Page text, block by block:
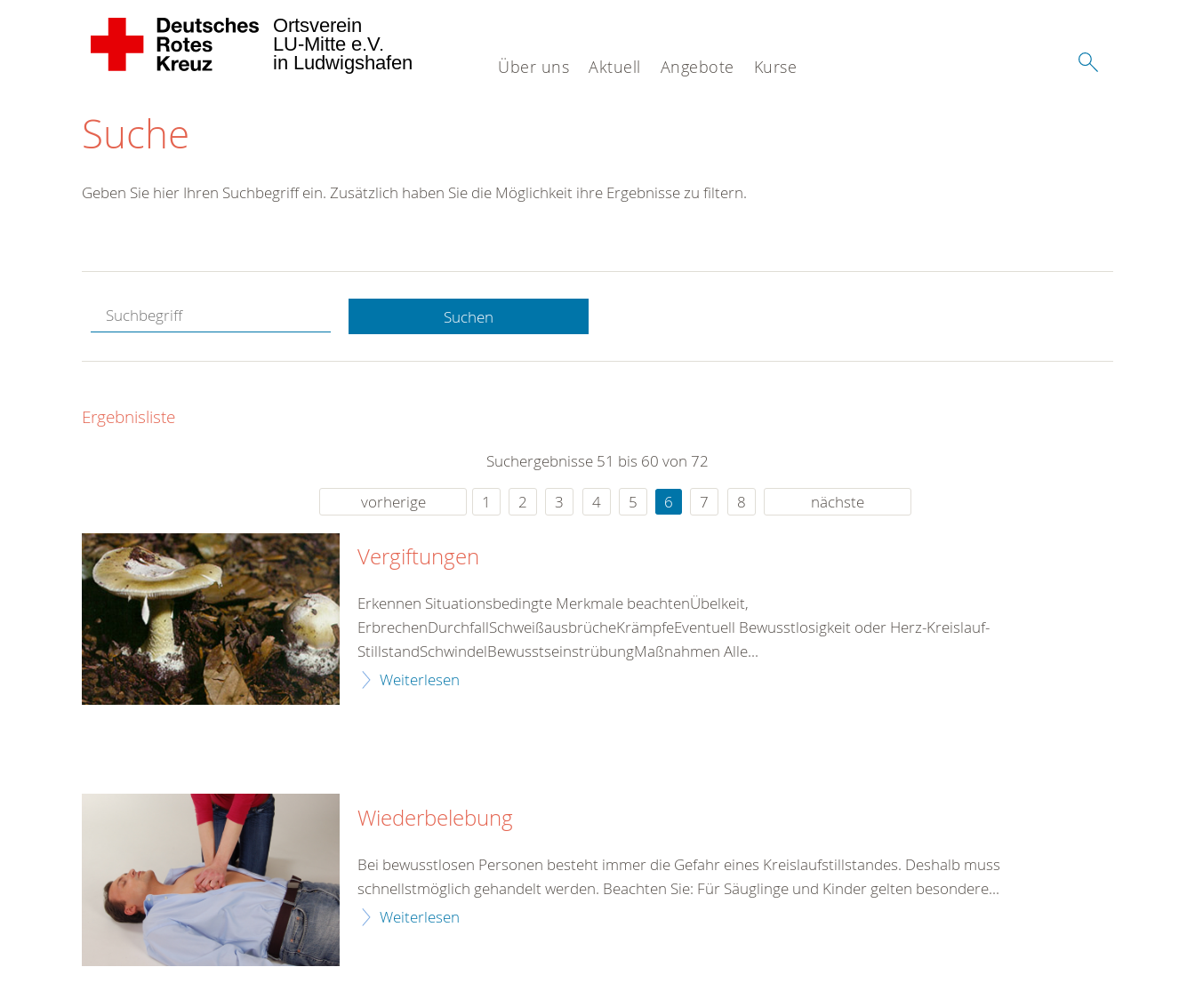
Über uns Aktuell Angebote Kurse
Ortsverein
LU-Mitte e.V.
in Ludwigshafen
Suche
Hotline.
gerne.
rund um die Uhr
Geben Sie hier Ihren Suchbegriff ein. Zusätzlich haben Sie die Möglichkeit ihre Ergebnisse zu filtern.
Suchen
Ergebnisliste
Suchergebnisse 51 bis 60 von 72
vorherige
1 2 3 4 5 6 7 8 nächste
Vergiftungen
Erkennen Situationsbedingte Merkmale beachtenÜbelkeit,
ErbrechenDurchfallSchweißausbrücheKrämpfeEventuell Bewusstlosigkeit oder Herz-Kreislauf-
StillstandSchwindelBewusstseinstrübungMaßnahmen Alle...
Weiterlesen
Wiederbelebung
Bei bewusstlosen Personen besteht immer die Gefahr eines Kreislaufstillstandes. Deshalb muss
schnellstmöglich gehandelt werden. Beachten Sie: Für Säuglinge und Kinder gelten besondere...
Weiterlesen